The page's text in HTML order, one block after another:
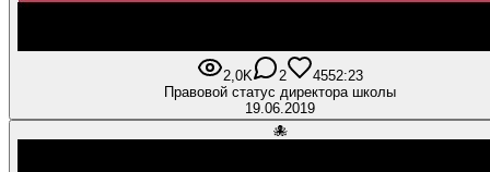
2,0K 2 4552:23
Правовой статус директора школы
19.06.2019
🐙